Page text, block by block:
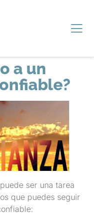
a un
ser una tarea
que puedes seguir